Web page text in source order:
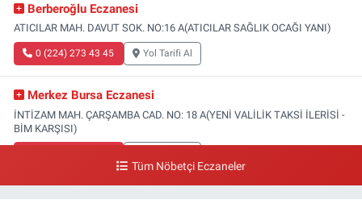
Berberoğlu Eczanesi
ATICILAR MAH. DAVUT SOK. NO:16 A(ATICILAR SAĞLIK OCAĞI YANI)
0 (224) 273 43 45 Yol Tarifi Al
Merkez Bursa Eczanesi
İNTİZAM MAH. ÇARŞAMBA CAD. NO: 18 A(YENİ VALİLİK TAKSİ İLERİSİ -
BİM KARŞISI)
Tüm Nöbetçi Eczaneler